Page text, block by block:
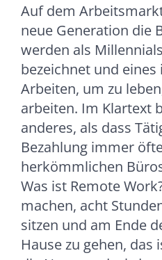
Auf dem
neue Generation die
werden als
bezeichnet und
Arbeiten, um zu
arbeiten. Im Klartext
anderes, als dass
Bezahlung immer
herkömmlichen
Was ist Remote
machen, acht
sitzen und am Ende
Hause zu gehen,